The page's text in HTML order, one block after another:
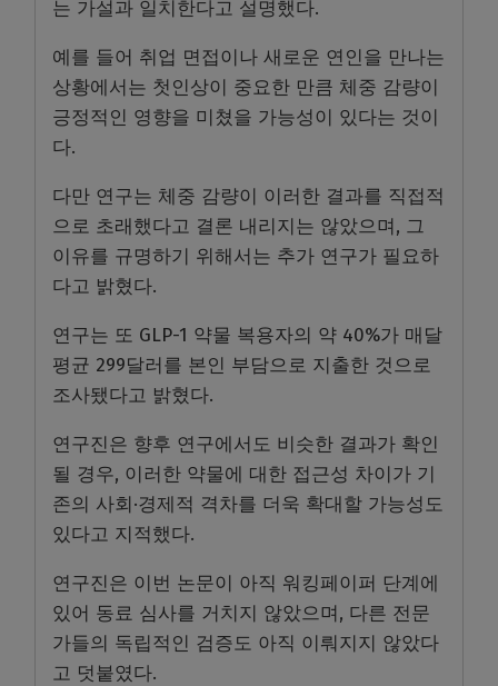
는 가설과 일치한다고 설명했다.
예를 들어 취업 면접이나 새로운 연인을 만나는
상황에서는 첫인상이 중요한 만큼 체중 감량이
긍정적인 영향을 미쳤을 가능성이 있다는 것이
다.
다만 연구는 체중 감량이 이러한 결과를 직접적
으로 초래했다고 결론 내리지는 않았으며, 그
이유를 규명하기 위해서는 추가 연구가 필요하
다고 밝혔다.
연구는 또 GLP-1 약물 복용자의 약 40%가 매달
평균 299달러를 본인 부담으로 지출한 것으로
조사됐다고 밝혔다.
연구진은 향후 연구에서도 비슷한 결과가 확인
될 경우, 이러한 약물에 대한 접근성 차이가 기
존의 사회·경제적 격차를 더욱 확대할 가능성도
있다고 지적했다.
연구진은 이번 논문이 아직 워킹페이퍼 단계에
있어 동료 심사를 거치지 않았으며, 다른 전문
가들의 독립적인 검증도 아직 이뤄지지 않았다
고 덧붙였다.